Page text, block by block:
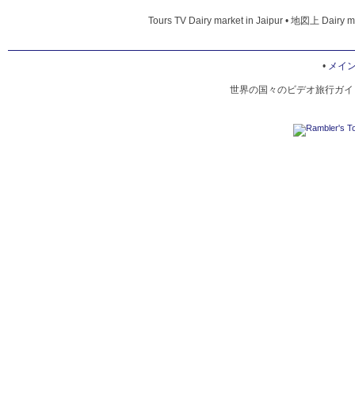
Tours TV Dairy market in Jaipur • 地図上 Dairy
• メイ
世界の国々のビデオ旅行ガ